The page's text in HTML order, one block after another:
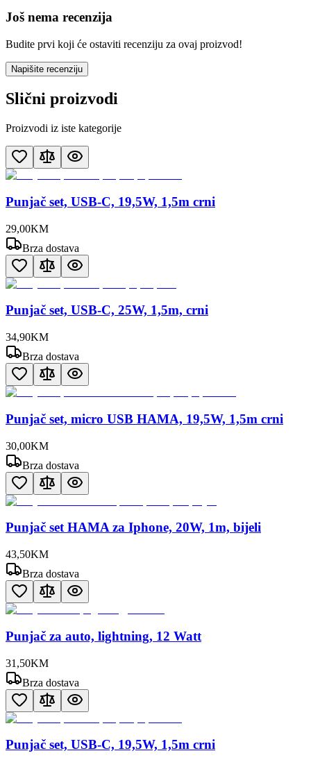
Još nema recenzija
Budite prvi koji će ostaviti recenziju za ovaj proizvod!
Napišite recenziju
Slični proizvodi
Proizvodi iz iste kategorije
Punjač set, USB-C, 19,5W, 1,5m crni
29,00KM
Brza dostava
Punjač set, USB-C, 25W, 1,5m, crni
34,90KM
Brza dostava
Punjač set, micro USB HAMA, 19,5W, 1,5m crni
30,00KM
Brza dostava
Punjač set HAMA za Iphone, 20W, 1m, bijeli
43,50KM
Brza dostava
Punjač za auto, lightning, 12 Watt
31 ,50KM
Brza dostava
Punjač set, USB-C, 19,5W, 1,5m crni